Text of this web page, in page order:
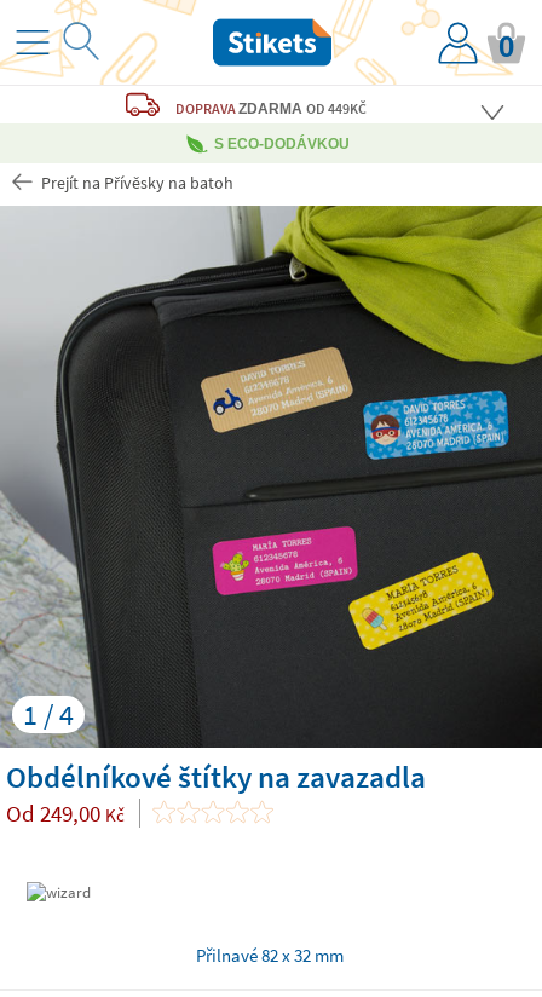
0
DOPRAVAZDARMAOD 449KČ
S ECO-DODÁVKOU
Prejít na Přívěsky na batoh
1 / 4
Obdélníkové štítky na zavazadla
Od 249,00 Kč
Přilnavé 82 x 32 mm